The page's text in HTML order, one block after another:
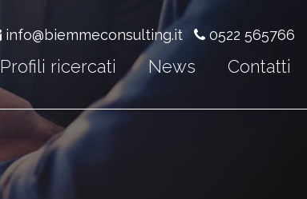
info@biemmeconsulting.it 0522 565766
Profili ricercati News Contatti